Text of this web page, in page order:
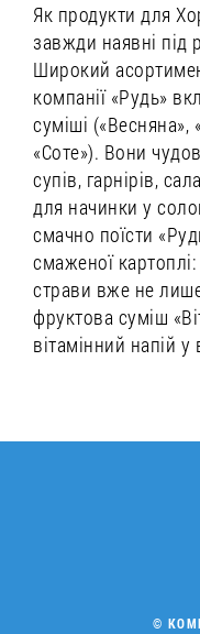
Як продукти для
завжди наявні під
Широкий
компанії «Рудь»
суміші («Весняна»,
«Соте»). Вони
супів, гарнірів,
для начинки у
смачно поїсти
смаженої
страви вже не
фруктова суміш
вітамінний напій у
©